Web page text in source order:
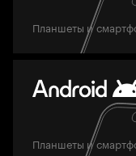
Планшеты и
Планшеты и